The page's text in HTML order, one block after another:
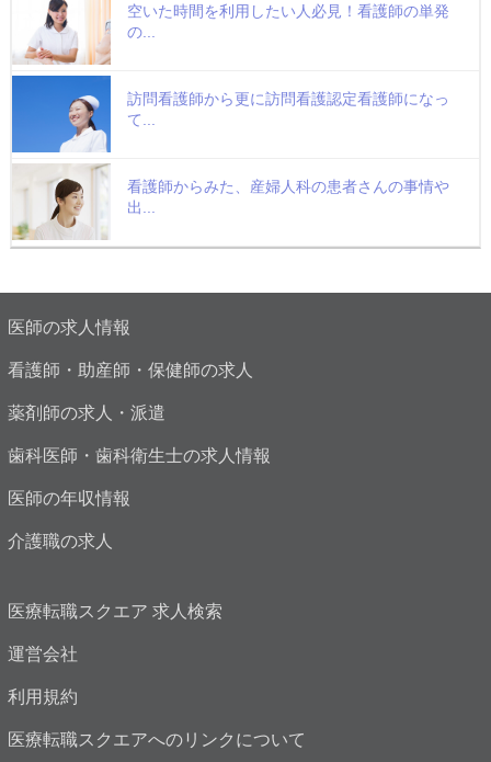
空いた時間を利用したい人必見！看護師の単発
の...
訪問看護師から更に訪問看護認定看護師になっ
て...
看護師からみた、産婦人科の患者さんの事情や
出...
医師の求人情報
看護師・助産師・保健師の求人
薬剤師の求人・派遣
歯科医師・歯科衛生士の求人情報
医師の年収情報
介護職の求人
医療転職スクエア 求人検索
運営会社
利用規約
医療転職スクエアへのリンクについて